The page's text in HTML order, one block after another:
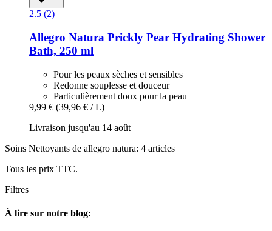
2.5 (2)
Allegro Natura Prickly Pear Hydrating Shower
Bath, 250 ml
Pour les peaux sèches et sensibles
Redonne souplesse et douceur
Particulièrement doux pour la peau
9,99 € (39,96 € / L)
Livraison jusqu'au 14 août
Soins Nettoyants de allegro natura: 4 articles
Tous les prix TTC.
Filtres
À lire sur notre blog: